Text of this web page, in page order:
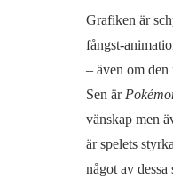
Grafiken är
fångst-
– även om den
Sen är
vänskap men
är spelets
något av